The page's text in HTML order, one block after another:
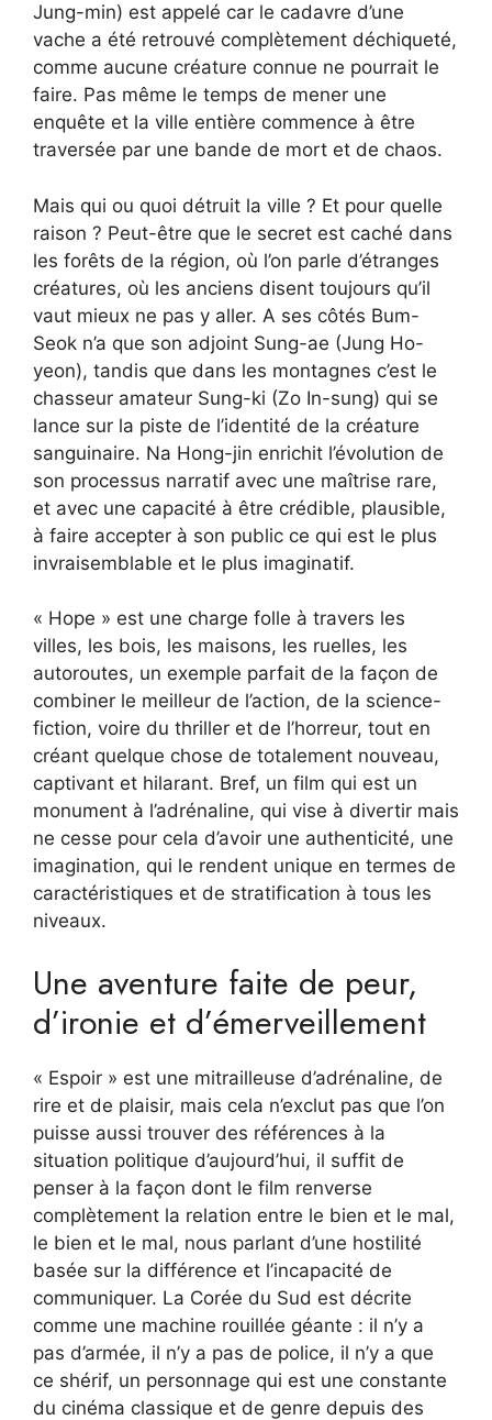
Jung-min) est appelé car le cadavre d’une
vache a été retrouvé complètement déchiqueté,
comme aucune créature connue ne pourrait le
faire. Pas même le temps de mener une
enquête et la ville entière commence à être
traversée par une bande de mort et de chaos.
Mais qui ou quoi détruit la ville ? Et pour quelle
raison ? Peut-être que le secret est caché dans
les forêts de la région, où l’on parle d’étranges
créatures, où les anciens disent toujours qu’il
vaut mieux ne pas y aller. A ses côtés Bum-
Seok n’a que son adjoint Sung-ae (Jung Ho-
yeon), tandis que dans les montagnes c’est le
chasseur amateur Sung-ki (Zo In-sung) qui se
lance sur la piste de l’identité de la créature
sanguinaire. Na Hong-jin enrichit l’évolution de
son processus narratif avec une maîtrise rare,
et avec une capacité à être crédible, plausible,
à faire accepter à son public ce qui est le plus
invraisemblable et le plus imaginatif.
« Hope » est une charge folle à travers les
villes, les bois, les maisons, les ruelles, les
autoroutes, un exemple parfait de la façon de
combiner le meilleur de l’action, de la science-
fiction, voire du thriller et de l’horreur, tout en
créant quelque chose de totalement nouveau,
captivant et hilarant. Bref, un film qui est un
monument à l’adrénaline, qui vise à divertir mais
ne cesse pour cela d’avoir une authenticité, une
imagination, qui le rendent unique en termes de
caractéristiques et de stratification à tous les
niveaux.
Une aventure faite de peur,
d’ironie et d’émerveillement
« Espoir » est une mitrailleuse d’adrénaline, de
rire et de plaisir, mais cela n’exclut pas que l’on
puisse aussi trouver des références à la
situation politique d’aujourd’hui, il suffit de
penser à la façon dont le film renverse
complètement la relation entre le bien et le mal,
le bien et le mal, nous parlant d’une hostilité
basée sur la différence et l’incapacité de
communiquer. La Corée du Sud est décrite
comme une machine rouillée géante : il n’y a
pas d’armée, il n’y a pas de police, il n’y a que
ce shérif, un personnage qui est une constante
du cinéma classique et de genre depuis des